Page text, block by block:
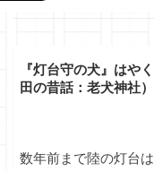
『灯台守の犬』はや
田の昔話：老犬神社）
数年前まで陸の灯台